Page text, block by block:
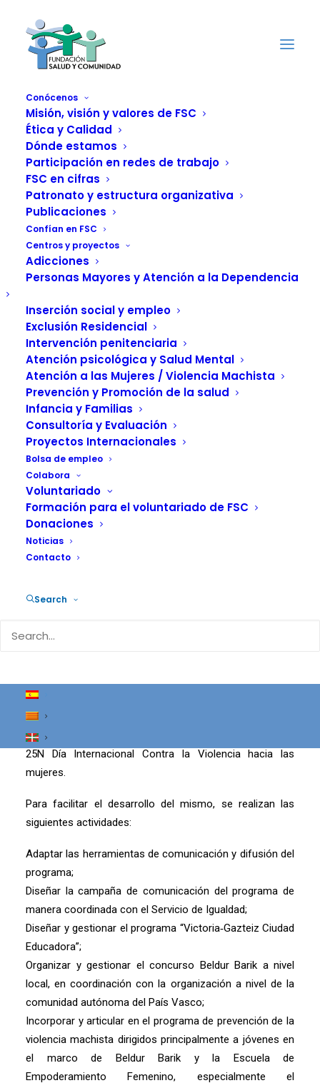
Conócenos
Misión, visión y valores de FSC
Ética y Calidad
Dónde estamos
Participación en redes de trabajo
FSC en cifras
Patronato y estructura organizativa
Publicaciones
Confían en FSC
Centros y proyectos
Adicciones
Personas Mayores y Atención a la Dependencia
Inserción social y empleo
Exclusión Residencial
Intervención penitenciaria
Atención psicológica y Salud Mental
Atención a las Mujeres / Violencia Machista
Prevención y Promoción de la salud
Infancia y Familias
Consultoría y Evaluación
Proyectos Internacionales
Bolsa de empleo
Colabora
Voluntariado
Formación para el voluntariado de FSC
Donaciones
Noticias
Contacto
Search
Beldur Barik:
programa de
sensibilización
y prevención de la
violencia machista
El “Programa de sensibilización de la violencia machista
en torno al 25N Beldur Barik”, financiado por el
Ayuntamiento de Vitoria‐Gasteiz, tiene como finalidad la
prevención de la violencia machista entre la juventud.
Está impulsado por las instituciones de las Comunidad
Autónoma del País Vasco, y su principal objetivo es
promover reflexiones y debates en torno a la violencia
sexista entre los y las jóvenes con el fin de contribuir a la
transformación de una sociedad machista a una
igualitaria.
Impulsar la participación de la juventud a través del
Beldur Barik.
del programa “Vitoria‐Gasteiz‐Ciudad Educadora” y la
estrategia Beldur Barik.
Vincular el programa Beldur Barik con la campaña del
25N Día Internacional Contra la Violencia hacia las
mujeres.
Para facilitar el desarrollo del mismo, se realizan las
siguientes actividades:
Adaptar las herramientas de comunicación y difusión del
programa;
Diseñar la campaña de comunicación del programa de
manera coordinada con el Servicio de Igualdad;
Diseñar y gestionar el programa “Victoria‐Gazteiz Ciudad
Educadora”;
Organizar y gestionar el concurso Beldur Barik a nivel
local, en coordinación con la organización a nivel de la
comunidad autónoma del País Vasco;
Incorporar y articular en el programa de prevención de la
violencia machista dirigidos principalmente a jóvenes en
el marco de Beldur Barik y la Escuela de
Empoderamiento Femenino, especialmente el